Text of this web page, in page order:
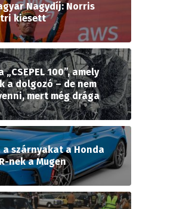
Nagydíj: Norris
kiesett
„CSEPEL 100”, amely
a dolgozó – de nem
mert még drága
a szárnyakat a Honda
nek a Mugen